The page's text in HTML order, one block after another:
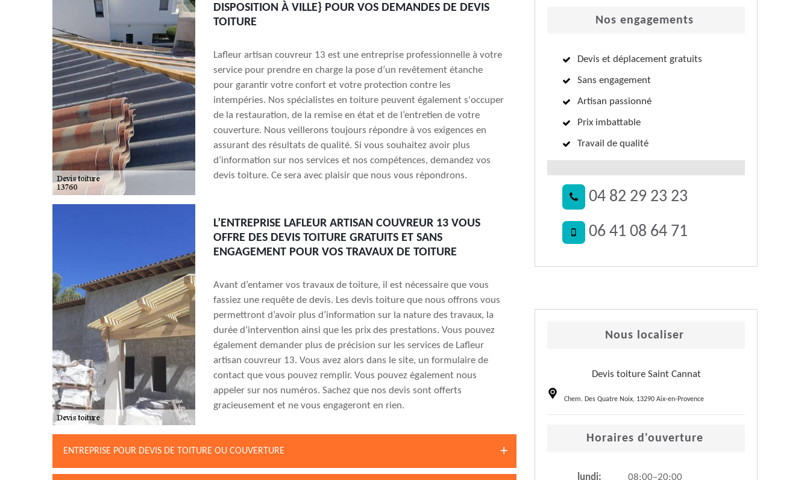
DISPOSITION À VILLE} POUR VOS DEMANDES DE DEVIS
TOITURE
Lafleur artisan couvreur 13 est une entreprise professionnelle à votre
service pour prendre en charge la pose d’un revêtement étanche
pour garantir votre confort et votre protection contre les
intempéries. Nos spécialistes en toiture peuvent également s'occuper
de la restauration, de la remise en état et de l’entretien de votre
couverture. Nous veillerons toujours répondre à vos exigences en
assurant des résultats de qualité. Si vous souhaitez avoir plus
d’information sur nos services et nos compétences, demandez vos
devis toiture. Ce sera avec plaisir que nous vous répondrons.
L’ENTREPRISE LAFLEUR ARTISAN COUVREUR 13 VOUS
OFFRE DES DEVIS TOITURE GRATUITS ET SANS
ENGAGEMENT POUR VOS TRAVAUX DE TOITURE
Avant d’entamer vos travaux de toiture, il est nécessaire que vous
fassiez une requête de devis. Les devis toiture que nous offrons vous
permettront d’avoir plus d’information sur la nature des travaux, la
durée d’intervention ainsi que les prix des prestations. Vous pouvez
également demander plus de précision sur les services de Lafleur
artisan couvreur 13. Vous avez alors dans le site, un formulaire de
contact que vous pouvez remplir. Vous pouvez également nous
appeler sur nos numéros. Sachez que nos devis sont offerts
gracieusement et ne vous engageront en rien.
ENTREPRISE POUR DEVIS DE TOITURE OU COUVERTURE
Nos engagements
Devis et déplacement gratuits
Sans engagement
Artisan passionné
Prix imbattable
Travail de qualité
04 82 29 23 23
06 41 08 64 71
Nous localiser
Devis toiture Saint Cannat
Chem. Des Quatre Noix, 13290 Aix-en-Provence
Horaires d'ouverture
lundi:
08:00–20:00